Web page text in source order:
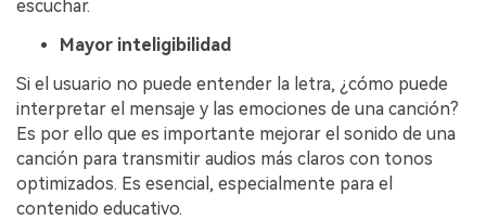
escuchar.
Mayor inteligibilidad
Si el usuario no puede entender la letra, ¿cómo puede
interpretar el mensaje y las emociones de una canción?
Es por ello que es importante mejorar el sonido de una
canción para transmitir audios más claros con tonos
optimizados. Es esencial, especialmente para el
contenido educativo.